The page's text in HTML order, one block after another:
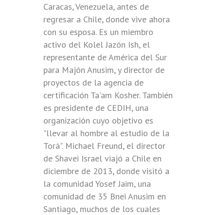
Caracas, Venezuela, antes de
regresar a Chile, donde vive ahora
con su esposa. Es un miembro
activo del Kolel Jazón Ish, el
representante de América del Sur
para Majón Anusim, y director de
proyectos de la agencia de
certificación Ta'am Kosher. También
es presidente de CEDIH, una
organización cuyo objetivo es
"llevar al hombre al estudio de la
Torá". Michael Freund, el director
de Shavei Israel viajó a Chile en
diciembre de 2013, donde visitó a
la comunidad Yosef Jaim, una
comunidad de 35 Bnei Anusim en
Santiago, muchos de los cuales